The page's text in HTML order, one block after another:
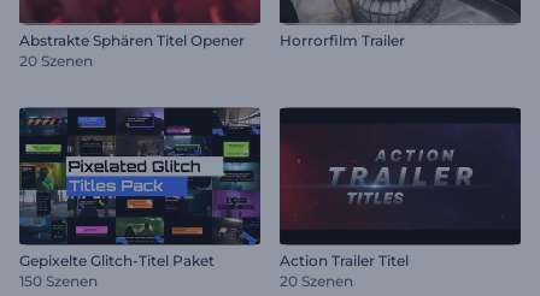
Abstrakte Sphären Titel Opener
20 Szenen
Horrorfilm Trailer
Gepixelte Glitch-Titel Paket
150 Szenen
Action Trailer Titel
20 Szenen